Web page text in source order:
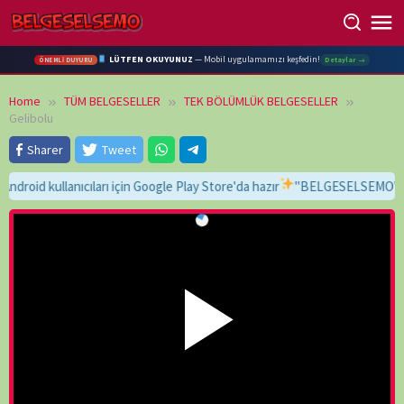
Skip
to
content
ÖNEMLİ DUYURU LÜTFEN OKUYUNUZ — Mobil uygulamamızı keşfedin! Detaylar →
Home TÜM BELGESELLER
TEK BÖLÜMLÜK BELGESELLER
Gelibolu
Sharer
Tweet
kullanıcıları için Google Play Store'da hazır "BELGESELSEMO"